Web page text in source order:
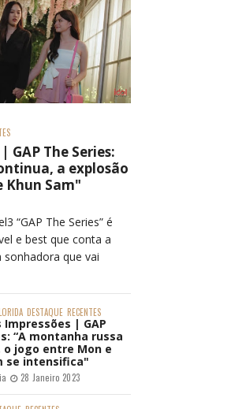
GAP The Series:
a explosão
Khun Sam"
“GAP The Series” é
e best que conta a
que vai
DESTAQUE RECENTES
Impressões | GAP
“A montanha russa
o jogo entre Mon e
se intensifica"
28 Janeiro 2023